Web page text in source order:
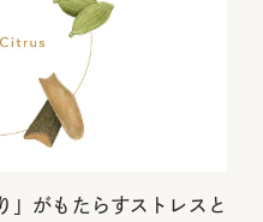
」がもたらすストレスと